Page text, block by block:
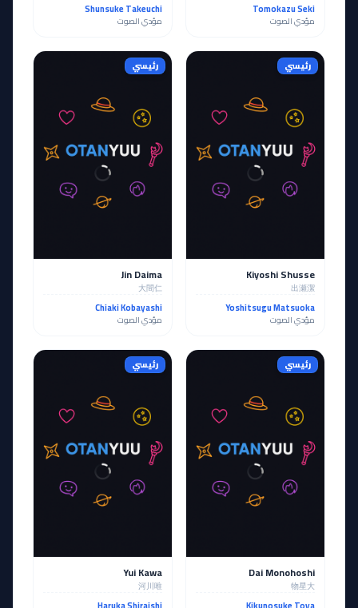
Tomokazu Seki
مؤدي الصوت
Shunsuke Takeuchi
مؤدي الصوت
رئيسي
Kiyoshi Shusse
出瀬潔
Yoshitsugu Matsuoka
مؤدي الصوت
رئيسي
Jin Daima
大間仁
Chiaki Kobayashi
مؤدي الصوت
رئيسي
Dai Monohoshi
物星大
رئيسي
Yui Kawa
河川唯